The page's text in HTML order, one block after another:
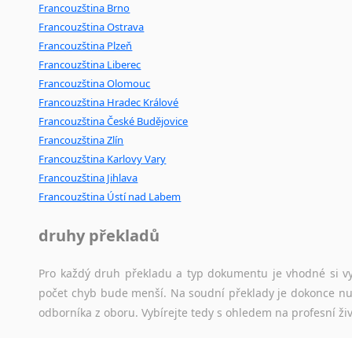
Francouzština Brno
Francouzština Ostrava
Francouzština Plzeň
Francouzština Liberec
Francouzština Olomouc
Francouzština Hradec Králové
Francouzština České Budějovice
Francouzština Zlín
Francouzština Karlovy Vary
Francouzština Jihlava
Francouzština Ústí nad Labem
druhy překladů
Pro každý druh překladu a typ dokumentu je vhodné si
počet chyb bude menší. Na soudní překlady je dokonce
odborníka z oboru. Vybírejte tedy s ohledem na profesní